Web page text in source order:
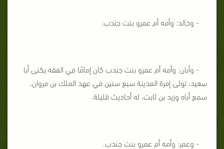
- وخالد: وأمه أم عمرو بنت جندب.
- وأبان: وأمه أم عمرو بنت جندب كان إمامًا في الفقه يكنى أبا
سعيد، تولى إمرة المدينة سبع سنين في عهد الملك بن مروان،
سمع أباه وزيد بن ثابت، له أحاديث قليلة.
- وعمر: وأمه أم عمرو بنت جندب.